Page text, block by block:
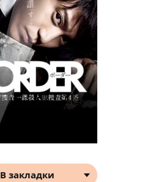
В закладки